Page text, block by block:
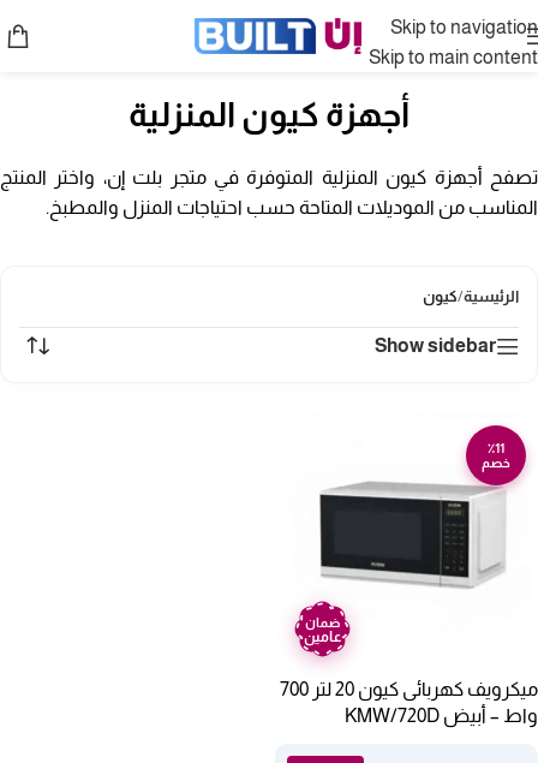
Skip to navigation
Skip to main content
أجهزة كيون المنزلية
تصفح أجهزة كيون المنزلية المتوفرة في متجر بلت إن، واختر المنتج
المناسب من الموديلات المتاحة حسب احتياجات المنزل والمطبخ.
الرئيسية/كيون
Show sidebar
٪11
خصم
ضمان
عامين
ميكرويف كهربائى كيون 20 لتر 700
واط – أبيض KMW/720D